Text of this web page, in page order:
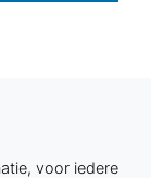
voor iedere